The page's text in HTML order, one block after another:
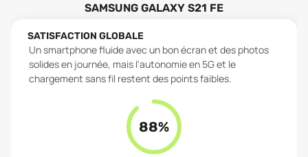
SAMSUNG GALAXY S21 FE
SATISFACTION GLOBALE
Un smartphone fluide avec un bon écran et des photos
solides en journée, mais l'autonomie en 5G et le
chargement sans fil restent des points faibles.
88%